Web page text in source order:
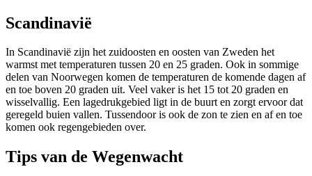
Scandinavië
In Scandinavië zijn het zuidoosten en oosten van Zweden het
warmst met temperaturen tussen 20 en 25 graden. Ook in sommige
delen van Noorwegen komen de temperaturen de komende dagen af
en toe boven 20 graden uit. Veel vaker is het 15 tot 20 graden en
wisselvallig. Een lagedrukgebied ligt in de buurt en zorgt ervoor dat
geregeld buien vallen. Tussendoor is ook de zon te zien en af en toe
komen ook regengebieden over.
Tips van de Wegenwacht